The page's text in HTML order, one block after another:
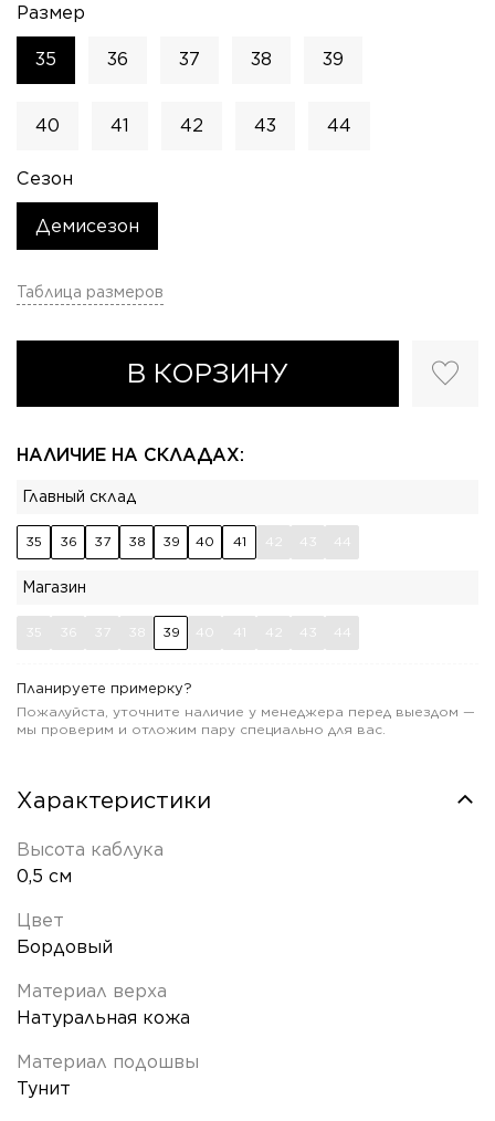
Таблица размеров
В КОРЗИНУ
НАЛИЧИЕ НА СКЛАДАХ:
Главный склад
35 36 37 38 39 40 41 42 43 44
Магазин
35 36 37 38 39 40 41 42 43 44
Планируете примерку?
Пожалуйста, уточните наличие у менеджера перед выездом —
мы проверим и отложим пару специально для вас.
Размер
35 36 37 38 39
40 41 42 43 44
Сезон
Демисезон
Характеристики
Высота каблука
0,5 см
Цвет
Бордовый
Материал верха
Натуральная кожа
Материал подошвы
Тунит